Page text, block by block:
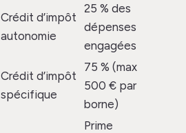
Crédit d’impôt
autonomie
25 % des
dépenses
engagées
Crédit d’impôt
spécifique
75 % (max
500 € par
borne)
Prime